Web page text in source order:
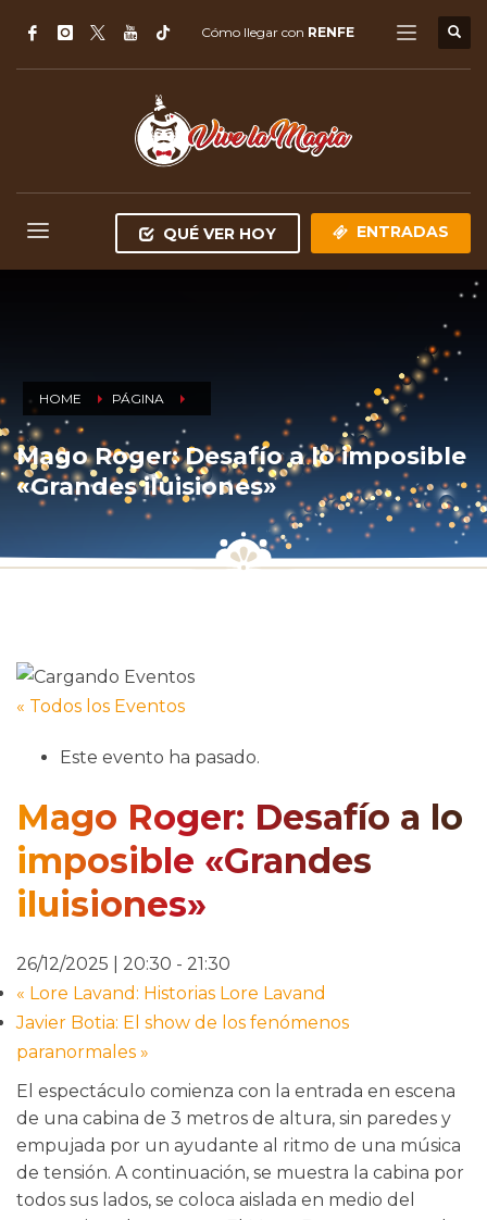
Cómo llegar con RENFE
QUÉ VER HOY ENTRADAS
HOME PÁGINA
Mago Roger: Desafío a lo imposible
«Grandes iluisiones»
« Todos los Eventos
Este evento ha pasado.
Mago Roger: Desafío a lo
imposible «Grandes
iluisiones»
26/12/2025 | 20:30 - 21:30
« Lore Lavand: Historias Lore Lavand
Javier Botia: El show de los fenómenos
paranormales »
El espectáculo comienza con la entrada en escena
de una cabina de 3 metros de altura, sin paredes y
empujada por un ayudante al ritmo de una música
de tensión. A continuación, se muestra la cabina por
todos sus lados, se coloca aislada en medio del